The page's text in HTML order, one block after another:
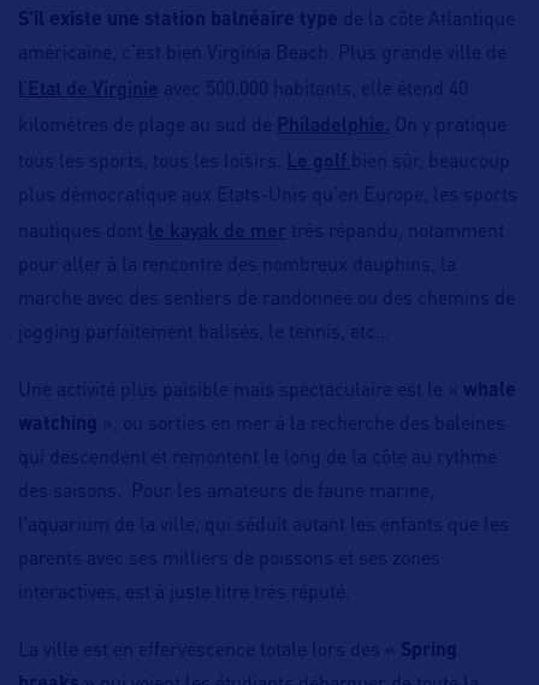
S’il existe une station balnéaire type de la côte Atlantique
américaine, c’est bien Virginia Beach. Plus grande ville de
l’Etat de Virginie avec 500.000 habitants, elle étend 40
kilomètres de plage au sud de Philadelphie. On y pratique
tous les sports, tous les loisirs.
Le golf bien sûr, beaucoup
plus démocratique aux Etats-Unis qu’en Europe, les sports
nautiques dont le kayak de mer très répandu, notamment
pour aller à la rencontre des nombreux dauphins, la
marche avec des sentiers de randonnée ou des chemins de
jogging parfaitement balisés, le tennis, etc…
Une activité plus paisible mais spectaculaire est le « whale
watching », ou sorties en mer à la recherche des baleines
qui descendent et remontent le long de la côte au rythme
des saisons. Pour les amateurs de faune marine,
l’aquarium de la ville, qui séduit autant les enfants que les
parents avec ses milliers de poissons et ses zones
interactives, est à juste titre très réputé.
La ville est en effervescence totale lors des « Spring